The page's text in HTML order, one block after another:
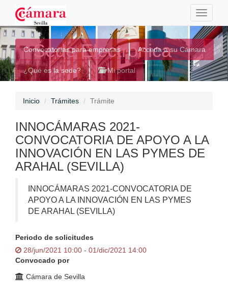
Toggle
Sede Electrónica
Convocatorias para empresas Acceda a su Cámara
¿Qué es la sede? Mi portal
Inicio Trámites Trámite
INNOCÁMARAS 2021-
CONVOCATORIA DE APOYO A LA
INNOVACIÓN EN LAS PYMES DE
ARAHAL (SEVILLA)
INNOCÁMARAS 2021-CONVOCATORIA DE
APOYO A LA INNOVACIÓN EN LAS PYMES
DE ARAHAL (SEVILLA)
Periodo de solicitudes
28/jun/2021 10:00 - 01/dic/2021 14:00
Convocado por
Cámara de Sevilla